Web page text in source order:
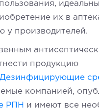
их в
у производителей.
продукцию
Дезинфицирующие
компанией,
РПН и имеют все